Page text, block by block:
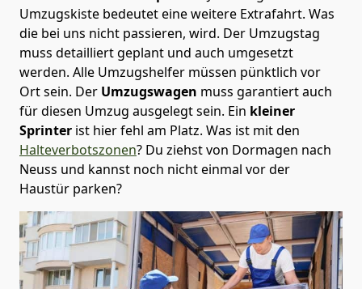
Umzugskiste bedeutet eine weitere Extrafahrt. Was
die bei uns nicht passieren, wird. Der Umzugstag
muss detailliert geplant und auch umgesetzt
werden. Alle Umzugshelfer müssen pünktlich vor
Ort sein. Der Umzugswagen muss garantiert auch
für diesen Umzug ausgelegt sein. Ein kleiner
Sprinter ist hier fehl am Platz. Was ist mit den
Halteverbotszonen? Du ziehst von Dormagen nach
Neuss und kannst noch nicht einmal vor der
Haustür parken?